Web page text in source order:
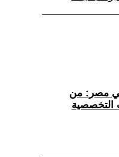
في مصر: من
التخصصية